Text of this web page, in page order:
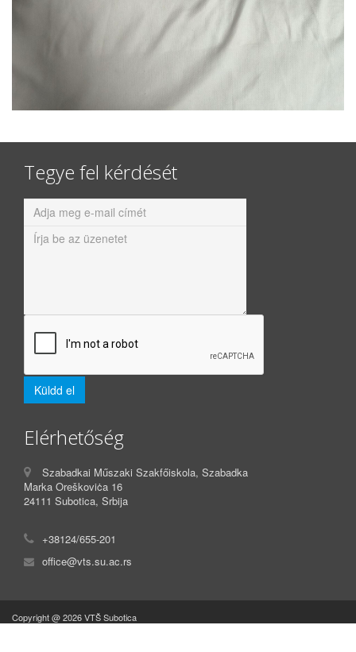
Tegye fel kérdését
Elérhetőség
Szabadkai Műszaki Szakfőiskola, Szabadka
Marka Oreškoviċa 16
24111 Subotica, Srbija
+38124/655-201
office@vts.su.ac.rs
Copyright @ 2026 VTŠ Subotica